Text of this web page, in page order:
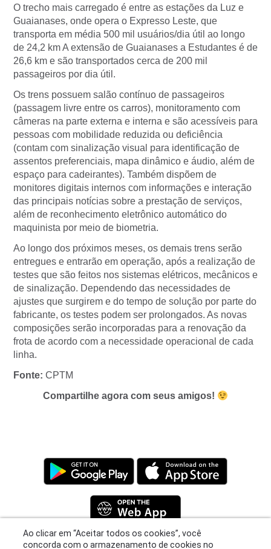
O trecho mais carregado é entre as estações da Luz e
Guaianases, onde opera o Expresso Leste, que
transporta em média 500 mil usuários/dia útil ao longo
de 24,2 km A extensão de Guaianases a Estudantes é de
26,6 km e são transportados cerca de 200 mil
passageiros por dia útil.
Os trens possuem salão contínuo de passageiros
(passagem livre entre os carros), monitoramento com
câmeras na parte externa e interna e são acessíveis para
pessoas com mobilidade reduzida ou deficiência
(contam com sinalização visual para identificação de
assentos preferenciais, mapa dinâmico e áudio, além de
espaço para cadeirantes). Também dispõem de
monitores digitais internos com informações e interação
das principais notícias sobre a prestação de serviços,
além de reconhecimento eletrônico automático do
maquinista por meio de biometria.
Ao longo dos próximos meses, os demais trens serão
entregues e entrarão em operação, após a realização de
testes que são feitos nos sistemas elétricos, mecânicos e
de sinalização. Dependendo das necessidades de
ajustes que surgirem e do tempo de solução por parte do
fabricante, os testes podem ser prolongados. As novas
composições serão incorporadas para a renovação da
frota de acordo com a necessidade operacional de cada
linha.
Fonte: CPTM
Compartilhe agora com seus amigos!
Privacy Policy|Terms|Support
Ao clicar em “Aceitar todos os cookies”, você
seu dispositivo para melhorar a navegação no
site, analisar o uso do site e ajudar em nossos